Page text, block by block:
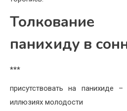
панихиду в
***
присутствовать на панихиде
иллюзиях молодости